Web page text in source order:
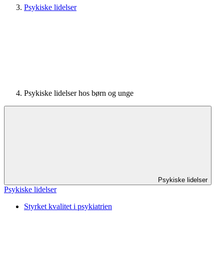
Psykiske lidelser
Psykiske lidelser hos børn og unge
Psykiske lidelser
Psykiske lidelser
Styrket kvalitet i psykiatrien